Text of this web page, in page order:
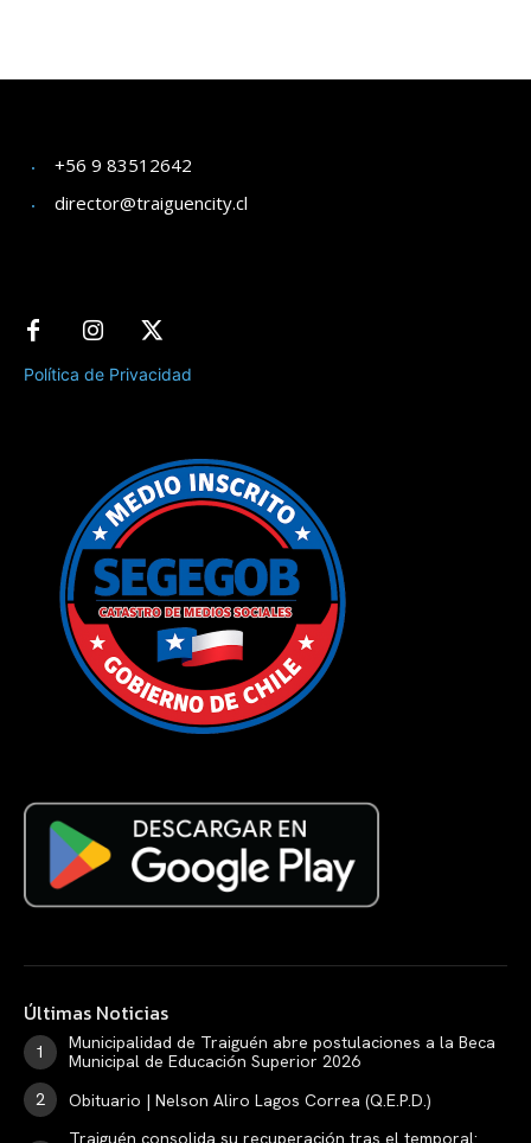
+56 9 83512642
director@traiguencity.cl
Política de Privacidad
Últimas Noticias
Municipalidad de Traiguén abre postulaciones a la Beca
Municipal de Educación Superior 2026
Obituario | Nelson Aliro Lagos Correa (Q.E.P.D.)
Traiguén consolida su recuperación tras el temporal: